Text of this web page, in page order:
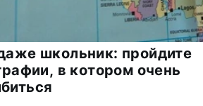
школьник: пройдите
в котором очень